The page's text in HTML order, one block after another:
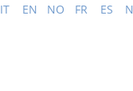
IT EN NO FR ES